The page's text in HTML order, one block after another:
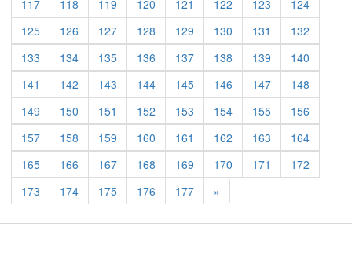
117
118 119 120 121 122 123
124
125
126 127 128 129 130 131
132
133
134 135 136 137 138 139
140
141
142 143 144 145 146 147
148
149
150 151 152 153 154 155
156
157
158 159 160 161 162 163
164
165
166 167 168 169 170 171
172
173
174 175 176 177 »